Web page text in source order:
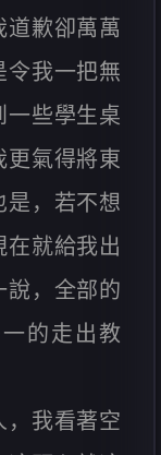
歉卻萬萬
我一把無
些學生桌
氣得將東
，若不想
就給我出
，全部的
的走出教
我看著空